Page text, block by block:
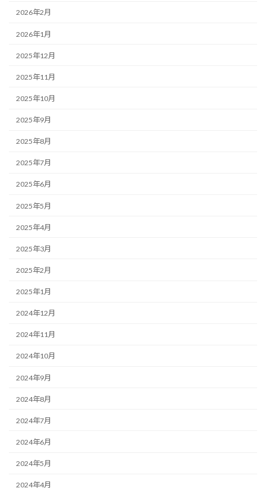
2026年2月
2026年1月
2025年12月
2025年11月
2025年10月
2025年9月
2025年8月
2025年7月
2025年6月
2025年5月
2025年4月
2025年3月
2025年2月
2025年1月
2024年12月
2024年11月
2024年10月
2024年9月
2024年8月
2024年7月
2024年6月
2024年5月
2024年4月